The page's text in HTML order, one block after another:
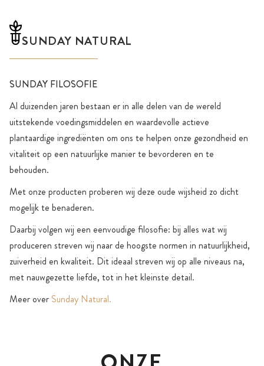
SUNDAY NATURAL
SUNDAY FILOSOFIE
Al duizenden jaren bestaan er in alle delen van de wereld
uitstekende voedingsmiddelen en waardevolle actieve
plantaardige ingrediënten om ons te helpen onze gezondheid en
vitaliteit op een natuurlijke manier te bevorderen en te
behouden.
Met onze producten proberen wij deze oude wijsheid zo dicht
mogelijk te benaderen.
Daarbij volgen wij een eenvoudige filosofie: bij alles wat wij
produceren streven wij naar de hoogste normen in natuurlijkheid,
zuiverheid en kwaliteit. Dit ideaal streven wij op alle niveaus na,
met nauwgezette liefde, tot in het kleinste detail.
Meer over Sunday Natural.